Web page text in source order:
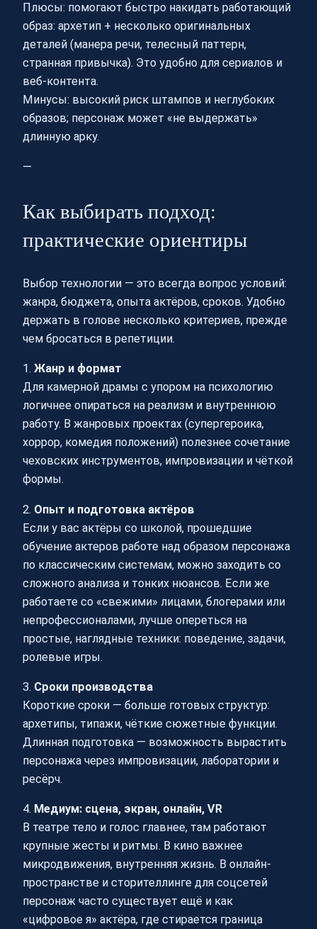
Плюсы: помогают быстро накидать работающий
образ: архетип + несколько оригинальных
деталей (манера речи, телесный паттерн,
странная привычка). Это удобно для сериалов и
веб-контента.
Минусы: высокий риск штампов и неглубоких
образов; персонаж может «не выдержать»
длинную арку.
—
Как выбирать подход:
практические ориентиры
Выбор технологии — это всегда вопрос условий:
жанра, бюджета, опыта актёров, сроков. Удобно
держать в голове несколько критериев, прежде
чем бросаться в репетиции.
1. Жанр и формат
Для камерной драмы с упором на психологию
логичнее опираться на реализм и внутреннюю
работу. В жанровых проектах (супергероика,
хоррор, комедия положений) полезнее сочетание
чеховских инструментов, импровизации и чёткой
формы.
2. Опыт и подготовка актёров
Если у вас актёры со школой, прошедшие
обучение актеров работе над образом персонажа
по классическим системам, можно заходить со
сложного анализа и тонких нюансов. Если же
работаете со «свежими» лицами, блогерами или
непрофессионалами, лучше опереться на
простые, наглядные техники: поведение, задачи,
ролевые игры.
3. Сроки производства
Короткие сроки — больше готовых структур:
архетипы, типажи, чёткие сюжетные функции.
Длинная подготовка — возможность вырастить
персонажа через импровизации, лаборатории и
ресёрч.
4. Медиум: сцена, экран, онлайн, VR
В театре тело и голос главнее, там работают
крупные жесты и ритмы. В кино важнее
микродвижения, внутренняя жизнь. В онлайн-
пространстве и сторителлинге для соцсетей
персонаж часто существует ещё и как
«цифровое я» актёра, где стирается граница